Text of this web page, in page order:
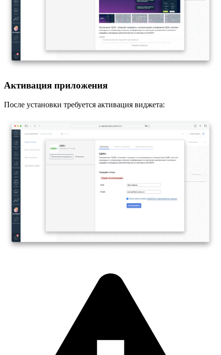
Активация приложения
После установки требуется активация виджета: